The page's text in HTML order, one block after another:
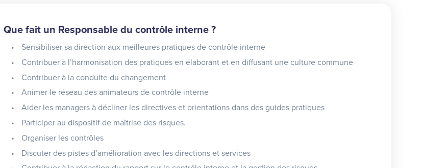
Que fait un Responsable du contrôle interne ?
Sensibiliser sa direction aux meilleures pratiques de contrôle interne
Contribuer à l’harmonisation des pratiques en élaborant et en diffusant une culture commune
Contribuer à la conduite du changement
Animer le réseau des animateurs de contrôle interne
Aider les managers à décliner les directives et orientations dans des guides pratiques
Participer au dispositif de maîtrise des risques.
Organiser les contrôles
Discuter des pistes d’amélioration avec les directions et services